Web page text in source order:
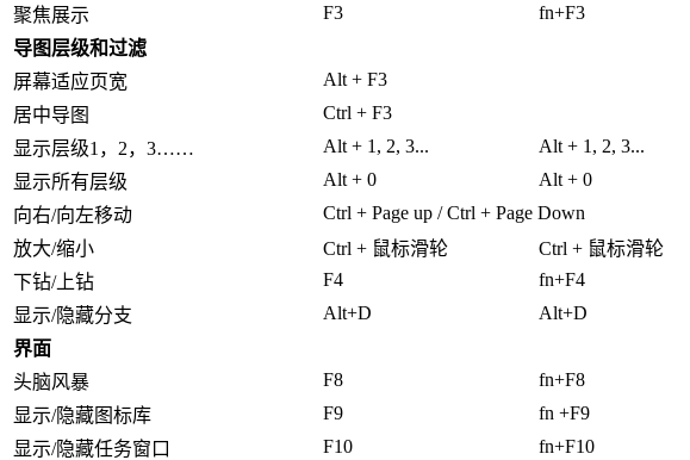
聚焦展示
F3
fn+F3
导图层级和过滤
屏幕适应页宽
Alt + F3
居中导图
Ctrl + F3
显示层级1，2，3……
Alt + 1, 2, 3...
Alt + 1, 2, 3...
显示所有层级
Alt + 0
Alt + 0
向右/向左移动
Ctrl + Page up / Ctrl + Page Down
放大/缩小
Ctrl + 鼠标滑轮
Ctrl + 鼠标滑轮
下钻/上钻
F4
fn+F4
显示/隐藏分支
Alt+D
Alt+D
界面
头脑风暴
F8
fn+F8
显示/隐藏图标库
F9
fn +F9
显示/隐藏任务窗口
F10
fn+F10